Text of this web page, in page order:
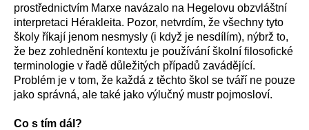
prostřednictvím Marxe navázalo na Hegelovu obzvláštní
interpretaci Hérakleita. Pozor, netvrdím, že všechny tyto
školy říkají jenom nesmysly (i když je nesdílím), nýbrž to,
že bez zohlednění kontextu je používání školní filosofické
terminologie v řadě důležitých případů zavádějící.
Problém je v tom, že každá z těchto škol se tváří ne pouze
jako správná, ale také jako výlučný mustr pojmosloví.
Co s tím dál?